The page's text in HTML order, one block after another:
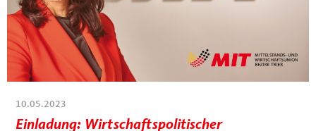
10.05.2023
Einladung: Wirtschaftspolitischer